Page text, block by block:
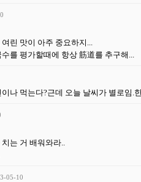
린 맛이 아주 중요하지...
를 평가할때에 항상 筋道를 추구해...
나 먹는다?근데 오늘 날씨가 별로임.
는 거 배워와라..
05-10